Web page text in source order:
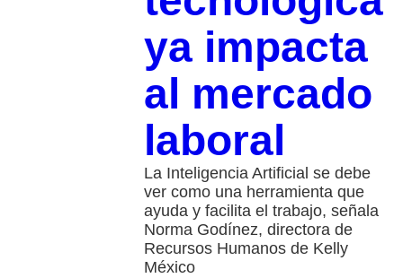
ya impacta
al mercado
laboral
La Inteligencia Artificial se debe
ver como una herramienta que
ayuda y facilita el trabajo, señala
Norma Godínez, directora de
Recursos Humanos de Kelly
México